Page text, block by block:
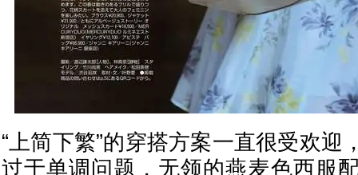
“上简下繁”的穿搭方案一直很受欢迎
过于单调问题，无领的燕麦色西服